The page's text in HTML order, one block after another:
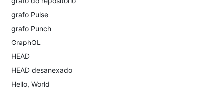
grafo Pulse
grafo Punch
GraphQL
HEAD
HEAD desanexado
Hello, World